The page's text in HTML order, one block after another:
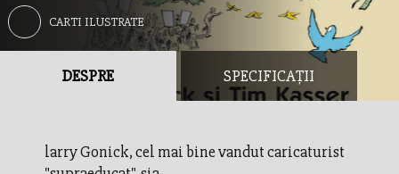
CARTI ILUSTRATE
DESPRE SPECIFICAȚII
larry Gonick, cel mai bine vandut caricaturist